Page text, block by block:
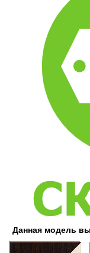
Данная модель